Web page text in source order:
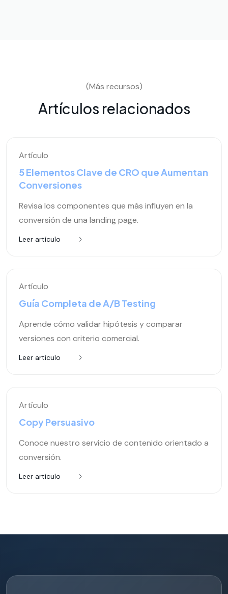
(Más recursos)
Artículos relacionados
Artículo
5 Elementos Clave de CRO que Aumentan
Conversiones
Revisa los componentes que más influyen en la
conversión de una landing page.
Leer artículo
Artículo
Guía Completa de A/B Testing
Aprende cómo validar hipótesis y comparar
versiones con criterio comercial.
Leer artículo
Artículo
Copy Persuasivo
Conoce nuestro servicio de contenido orientado a
conversión.
Leer artículo